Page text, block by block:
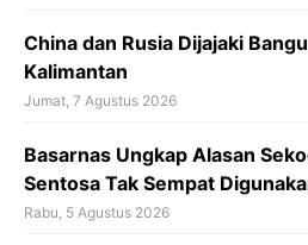
China dan Rusia Dijajaki
Kalimantan
Jumat, 7 Agustus 2026
Basarnas Ungkap Alasan
Sentosa Tak Sempat
Rabu, 5 Agustus 2026